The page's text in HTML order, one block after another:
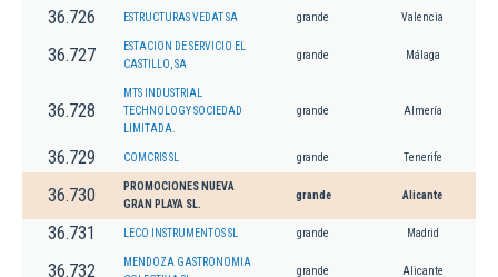
36.726 ESTRUCTURAS VEDAT SA grande Valencia
36.727
ESTACION DE SERVICIO EL
CASTILLO, SA
grande Málaga
36.728
MTS INDUSTRIAL
TECHNOLOGY SOCIEDAD
LIMITADA.
grande Almería
36.729 COMCRIS SL grande Tenerife
36.730
PROMOCIONES NUEVA
GRAN PLAYA SL.
grande Alicante
36.731 LECO INSTRUMENTOS SL grande Madrid
36.732
MENDOZA GASTRONOMIA
grande Alicante